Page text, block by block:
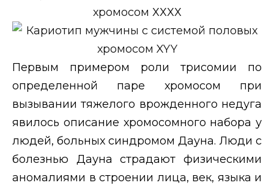
Первым примером роли трисомии по
определенной паре хромосом при
вызывании тяжелого врожденного недуга
явилось описание хромосомного набора у
людей, больных синдромом Дауна. Люди с
болезнью Дауна страдают физическими
аномалиями в строении лица, век, языка и